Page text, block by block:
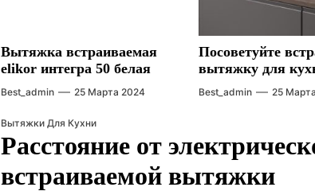
Вытяжка встраиваемая
elikor интегра 50 белая
Best_admin 25 Марта 2024
Посоветуйте
вытяжку для
Best_admin 25
Вытяжки Для Кухни
Расстояние от
встраиваемой вытяжки